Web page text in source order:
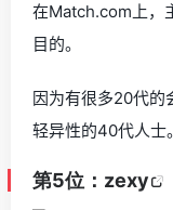
在Match.com上，
目的。
因为有很多20代的
轻异性的40代人士。
第5位： zexy